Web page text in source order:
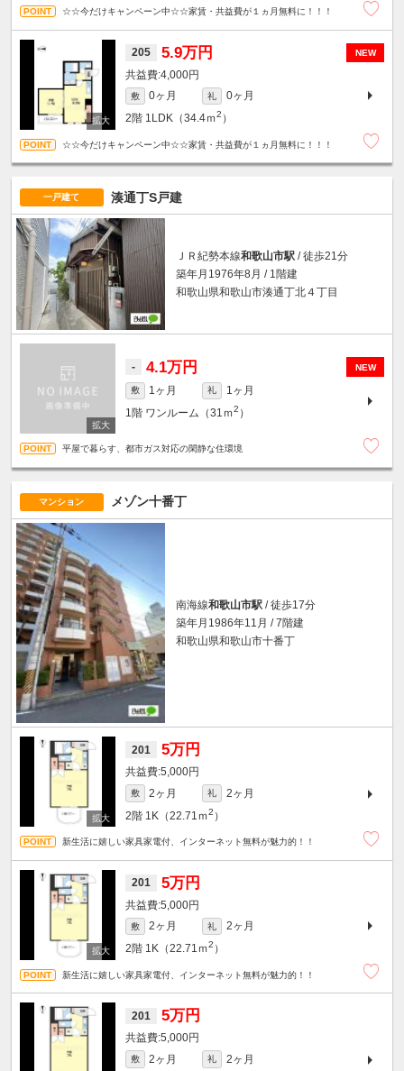
☆☆今だけキャンペーン中☆☆家賃・共益費が１ヵ月無料に！！！
NEW
205 5.9万円
4,000円
敷 0ヶ月 礼
0ヶ月
2階 1LDK（34.4ｍ2 ）
☆☆今だけキャンペーン中☆☆家賃・共益費が１ヵ月無料に！！！
一戸建て 湊通丁S戸建
ＪＲ紀勢本線和歌山市駅 / 徒歩21分
築年月1976年8月 / 1階建
和歌山県和歌山市湊通丁北４丁目
NEW
- 4.1万円
敷 1ヶ月 礼
1ヶ月
1階 ワンルーム（31ｍ2 ）
平屋で暮らす、都市ガス対応の閑静な住環境
マンション メゾン十番丁
南海線和歌山市駅 / 徒歩17分
築年月1986年11月 / 7階建
和歌山県和歌山市十番丁
201 5万円
5,000円
敷 2ヶ月 礼
2ヶ月
2階 1K（22.71ｍ2 ）
新生活に嬉しい家具家電付、インターネット無料が魅力的！！
201 5万円
5,000円
敷 2ヶ月 礼
2ヶ月
2階 1K（22.71ｍ2 ）
新生活に嬉しい家具家電付、インターネット無料が魅力的！！
201 5万円
5,000円
敷 2ヶ月 礼
2ヶ月